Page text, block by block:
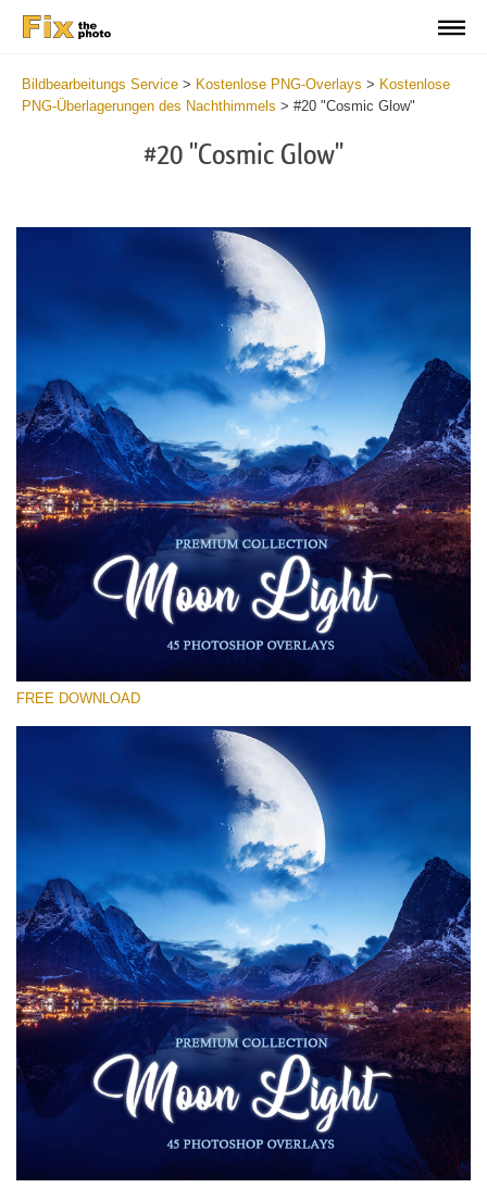
Bildbearbeitungs Service > Kostenlose PNG-Overlays > Kostenlose
PNG-Überlagerungen des Nachthimmels > #20 "Cosmic Glow"
#20 "Cosmic Glow"
Bitte wählen Sie
Free Moon Overlay #20
Small 800*533px
(45 Overlays)
Bokeh Collection (650 Overlays)
Entire Collection
Large 6000*4000px
Kostenloser Download
FREE DOWNLOAD